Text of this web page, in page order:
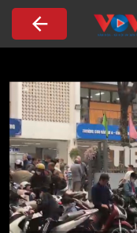
Nhảy đến nội dung